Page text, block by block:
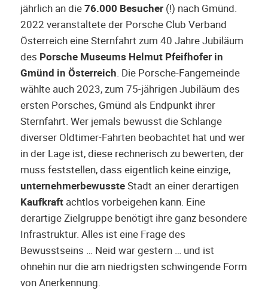
jährlich an die76.000 Besucher (!) nach Gmünd.
2022 veranstaltete der Porsche Club Verband
Österreich eine Sternfahrt zum 40 Jahre Jubiläum
des Porsche Museums Helmut Pfeifhofer in
Gmünd in Österreich . Die Porsche-Fangemeinde
wählte auch 2023, zum 75-jährigen Jubiläum des
ersten Porsches, Gmünd als Endpunkt ihrer
Sternfahrt. Wer jemals bewusst die Schlange
diverser Oldtimer-Fahrten beobachtet hat und wer
in der Lage ist, diese rechnerisch zu bewerten, der
muss feststellen, dass eigentlich keine einzige,
unternehmerbewussteStadt an einer derartigen
Kaufkraft achtlos vorbeigehen kann. Eine
derartige Zielgruppe benötigt ihre ganz besondere
Infrastruktur. Alles ist eine Frage des
Bewusstseins … Neid war gestern … und ist
ohnehin nur die am niedrigsten schwingende Form
von Anerkennung.